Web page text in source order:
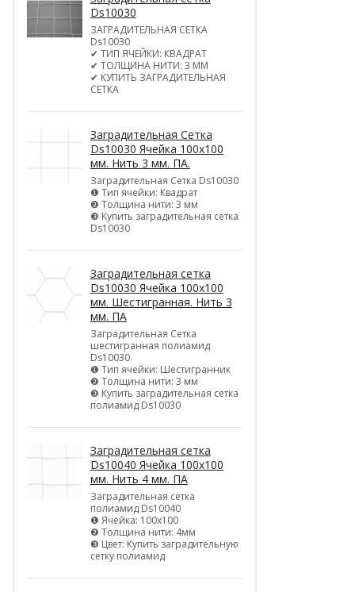
Ds10030
ЗАГРАДИТЕЛЬНАЯ СЕТКА
Ds10030
✔ ТИП ЯЧЕЙКИ: КВАДРАТ
✔ ТОЛЩИНА НИТИ: 3 ММ
✔ КУПИТЬ ЗАГРАДИТЕЛЬНАЯ
СЕТКА
Заградительная Сетка
Ds10030 Ячейка 100х100
мм. Нить 3 мм. ПА.
Заградительная Сетка Ds10030
❶ Тип ячейки: Квадрат
❷ Толщина нити: 3 мм
❸ Купить заградительная сетка
Ds10030
Заградительная сетка
Ds10030 Ячейка 100х100
мм. Шестигранная. Нить 3
мм. ПА
Заградительная Сетка
шестигранная полиамид
Ds10030
❶ Тип ячейки: Шестигранник
❷ Толщина нити: 3 мм
❸ Купить заградительная сетка
полиамид Ds10030
Заградительная сетка
Ds10040 Ячейка 100х100
мм. Нить 4 мм. ПА
Заградительная сетка
полиамид Ds10040
❶ Ячейка: 100х100
❷ Толщина нити: 4мм
❸ Цвет: Купить заградительную
сетку полиамид